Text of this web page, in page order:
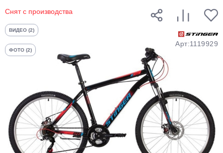
Снят с производства
ВИДЕО (2)
ФОТО (2)
Арт:1119929
График платежей
Добавляйте товары
в корзину